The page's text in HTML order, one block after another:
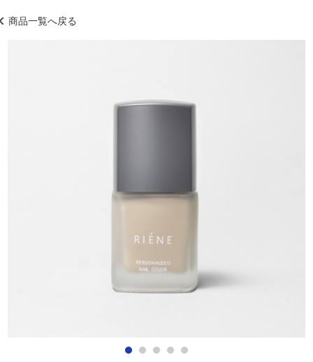
商品一覧へ戻る